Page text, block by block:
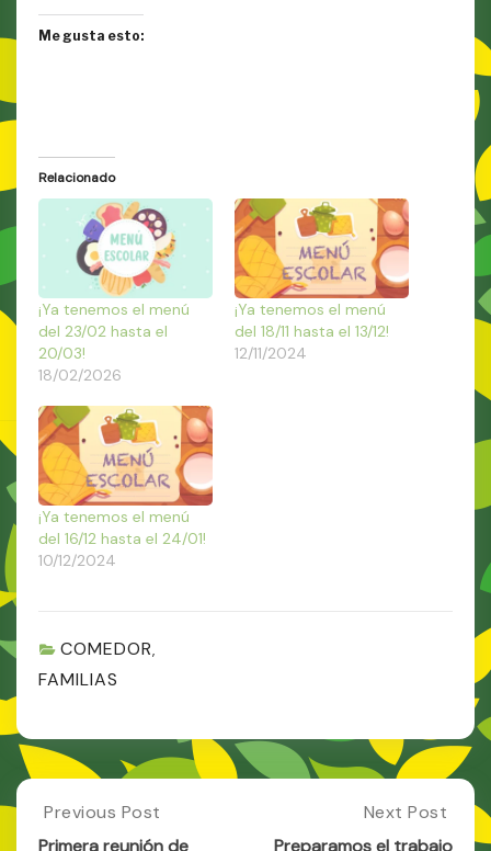
Me gusta esto:
Relacionado
¡Ya tenemos el menú
del 23/02 hasta el
20/03!
18/02/2026
¡Ya tenemos el menú
del 18/11 hasta el 13/12!
12/11/2024
¡Ya tenemos el menú
del 16/12 hasta el 24/01!
10/12/2024
COMEDOR,
FAMILIAS
Post
Previous
Post:
Previous Post
Primera reunión de
Next
Post:
Next Post
Preparamos el trabajo